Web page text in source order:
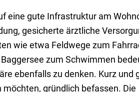
eine gute Infrastruktur am
gesicherte ärztliche
wie etwa Feldwege zum
zum Schwimmen
ebenfalls zu denken. Kurz und
gründlich befassen. Die